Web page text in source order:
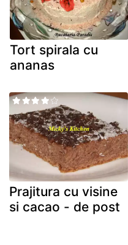
Tort spirala cu
ananas
Prajitura cu visine
si cacao - de post